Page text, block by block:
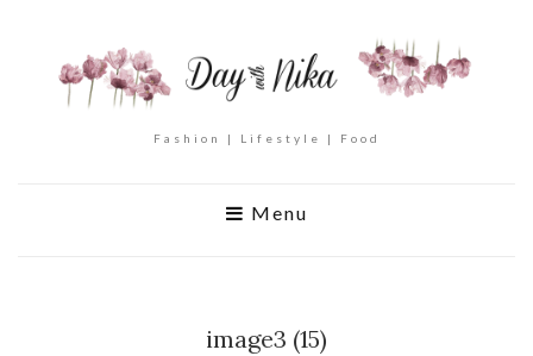
Fashion | Lifestyle | Food
Menu
image3 (15)